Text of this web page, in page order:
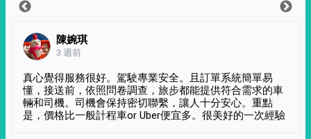
陳婉琪
3 週前
真心覺得服務很好。駕駛專業安全。且訂單系統簡單易
懂，接送前，依照問卷調查，旅步都能提供符合需求的車
輛和司機。司機會保持密切聯繫，讓人十分安心。重點
是，價格比一般計程車or Uber便宜多。很美好的一次經驗